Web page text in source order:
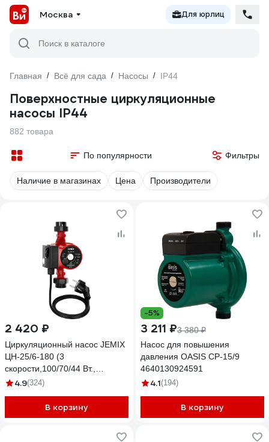
Москва Для юрлиц
Поиск в каталоге
Главная / Всё для сада / Насосы / IP44
Поверхностные циркуляционные
насосы IP44
882 товара
По популярности Фильтры
Наличие в магазинах Цена Производители
2 420 ₽
Циркуляционный насос JEMIX
ЦН-25/6-180 (3
скорости,100/70/44 Вт.,
производ. 60/45/26 л/мин.)
4.9(324)
В корзину
-5%
3 211 ₽3 380 ₽
Насос для повышения
давления OASIS CP-15/9
4640130924591
4.1(194)
В корзину